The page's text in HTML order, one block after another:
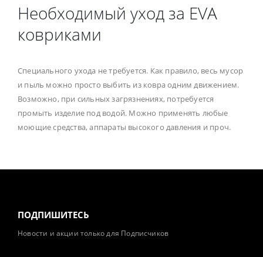
Необходимый уход за EVA
ковриками
Специального ухода не требуется. Как правило, весь мусор
и пыль можно просто выбить из ковра одним движением.
Возможно, при сильных загрязнениях, потребуется
промыть изделие под водой. Можно применять любые
моющие средства, аппараты высокого давления и проч.
ПОДПИШИТЕСЬ
Новости и акции только для Подписчиков